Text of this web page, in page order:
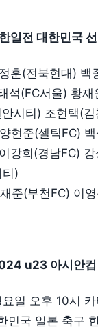
일전 대한민국
훈(전북현대) 백
석(FC서울) 황
시티) 조현택(
현준(셀틱FC)
강희(경남FC)
)
준(부천FC) 이
u23 아시안컵
일 오후 10시
민국 일본 축구